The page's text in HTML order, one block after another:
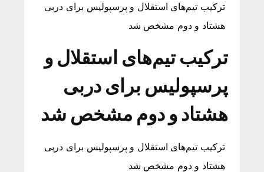
ترکیب تیم‌های استقلال و پرسپولیس برای دربی
هشتاد و دوم مشخص شد
ترکیب تیم‌های استقلال و
پرسپولیس برای دربی
هشتاد و دوم مشخص شد
ترکیب تیم‌های استقلال و پرسپولیس برای دربی
هشتاد و دوم مشخص شد